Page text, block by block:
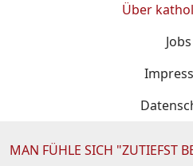
Über
Jobs
MAN FÜHLE SICH "ZUTIEFST